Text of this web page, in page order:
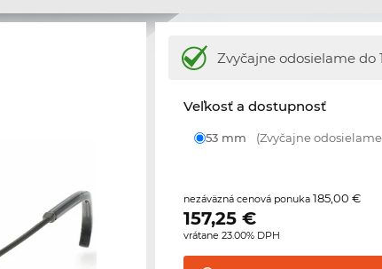
Zvyčajne odosielamedo
Veľkosť a dostupnosť
53 mm (Zvyčajne
nezáväzná cenová ponuka185,00 €
157,25 €
vrátane 23.00% DPH